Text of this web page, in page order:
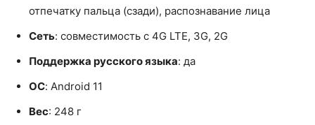
отпечатку пальца (сзади), распознавание лица
Сеть: совместимость с 4G LTE, 3G, 2G
Поддержка русского языка: да
ОС: Android 11
Вес: 248 г